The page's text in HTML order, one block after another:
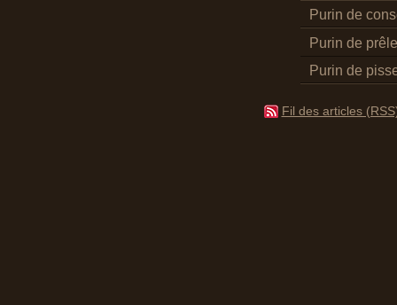
Purin de
Purin de prêle
Purin de
Fil des articles